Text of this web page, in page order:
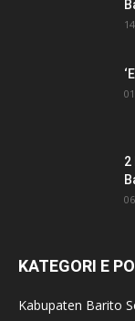
2
KATEGORI E
Kabupaten Barito